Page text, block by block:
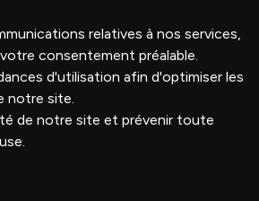
relatives à nos services,
consentement préalable.
d'utilisation afin d'optimiser les
notre site.
de notre site et prévenir toute